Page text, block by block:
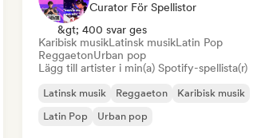
Curator För Spellistor
&gt; 400 svar ges
Karibisk musikLatinsk musikLatin Pop
ReggaetonUrban pop
Lägg till artister i min(a) Spotify-spellista(r)
Latinsk musik Reggaeton
Karibisk musik
Latin Pop
Urban pop